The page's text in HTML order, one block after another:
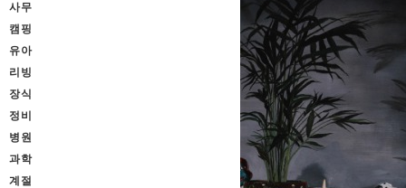
사무
캠핑
유아
리빙
장식
정비
병원
과학
계절